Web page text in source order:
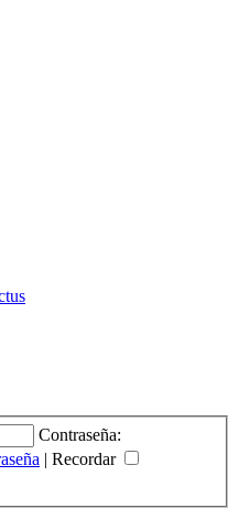
Contraseña:
| Recordar